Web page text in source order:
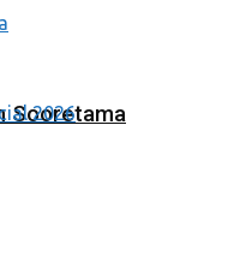
Sooretama